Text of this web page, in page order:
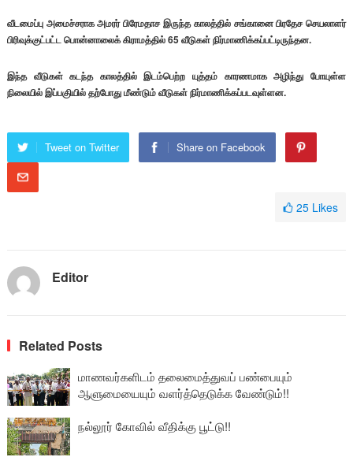
வீடமைப்பு அமைச்சராக அமரர் பிரேமதாச இருந்த காலத்தில் சங்கானை பிரதேச செயலாளர்
பிரிவுக்குட்பட்ட பொன்னாலைக் கிராமத்தில் 65 வீடுகள் நிர்மாணிக்கப்பட்டிருந்தன.
இந்த வீடுகள் கடந்த காலத்தில் இடம்பெற்ற யுத்தம் காரணமாக அழிந்து போயுள்ள
நிலையில் இப்பகுியில் தற்போது மீண்டும் வீடுகள் நிர்மாணிக்கப்படவுள்ளன.
Tweet on Twitter Share on Facebook
25 Likes
Editor
Related Posts
மாணவர்களிடம் தலைமைத்துவப் பண்பையும்
ஆளுமையையும் வளர்த்தெடுக்க வேண்டும்!!
நல்லூர் கோவில் வீதிக்கு பூட்டு!!